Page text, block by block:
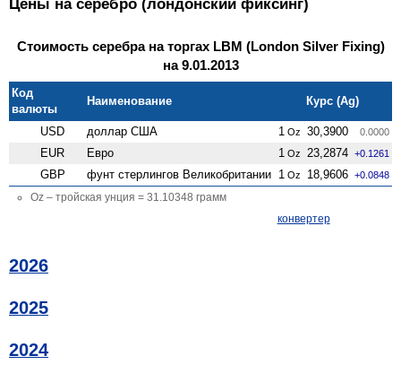
Цены на серебро (лондонский фиксинг)
Стоимость серебра на торгах LBM (London Silver Fixing)
на 9.01.2013
Код
валюты
Наименование Курс (Ag)
USD доллар США 1 Oz 30,3900 0.0000
EUR Евро 1 Oz 23,2874 +0.1261
GBP фунт стерлингов Велико­британии 1 Oz 18,9606 +0.0848
Oz – тройская унция = 31.10348 грамм
конвертер
2026
2025
2024